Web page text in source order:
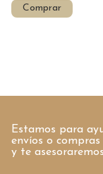
Comprar
Estamos para
envíos o
y te